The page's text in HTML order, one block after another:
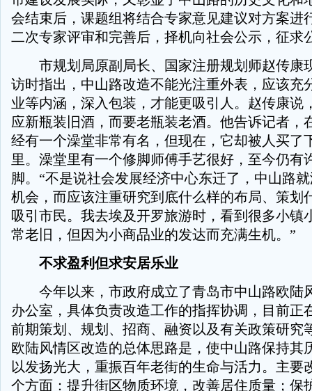
会结束后，课题组将结合专家意见建议对方案进
二次专家评审和完善后，择机向社会公示，征求
市规划局原副局长、国家注册规划师赵传康
访时指出，中山路改造不能光注重外表，应该充
业等内涵，深入包装，才能更吸引人。赵传康说
应新瓶装旧酒，而要老瓶装老酒。他告诉记者，
经有一个澡堂非常有名，但现在，它却被人买了
里。澡堂里有一个修脚师傅手艺很好，至今仍有
脚。“不是说社会发展经济中心东迁了，中山路
机会，而应该注重研究到底什么样的布局、策划
吸引市民。我去埃及开罗旅游时，看到很多小镇
常老旧，但因为小商品业的发达而充满生机。”
不求盈利但求安居乐业
今年以来，市政府成立了青岛市中山路欧陆
办公室，具体负责改造工作的指挥协调，目前正
前期策划、规划、招商、融资以及有关政策研究
欧陆风情区改造的总体思路是，使中山路保持其
以发扬光大，重振百年老街的生命与活力。主要
个方面：提升街区物质环境，改善居住质量；保